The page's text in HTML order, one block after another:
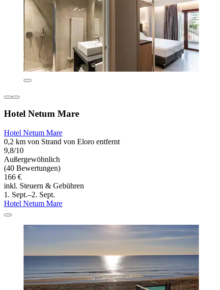
Hotel Netum Mare
Hotel Netum Mare
0,2 km von Strand von Eloro entfernt
9,8/10
Außergewöhnlich
(40 Bewertungen)
166 €
inkl. Steuern & Gebühren
1. Sept.–2. Sept.
Hotel Netum Mare